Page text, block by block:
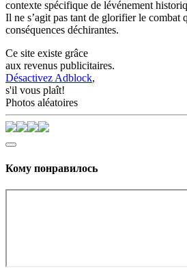
contexte spécifique de lévénement
Il ne s’agit pas tant de glorifier le combat
conséquences déchirantes.
Ce site existe grâce
aux revenus publicitaires.
Désactivez Adblock,
s'il vous plaît!
Photos aléatoires
Кому понравилось